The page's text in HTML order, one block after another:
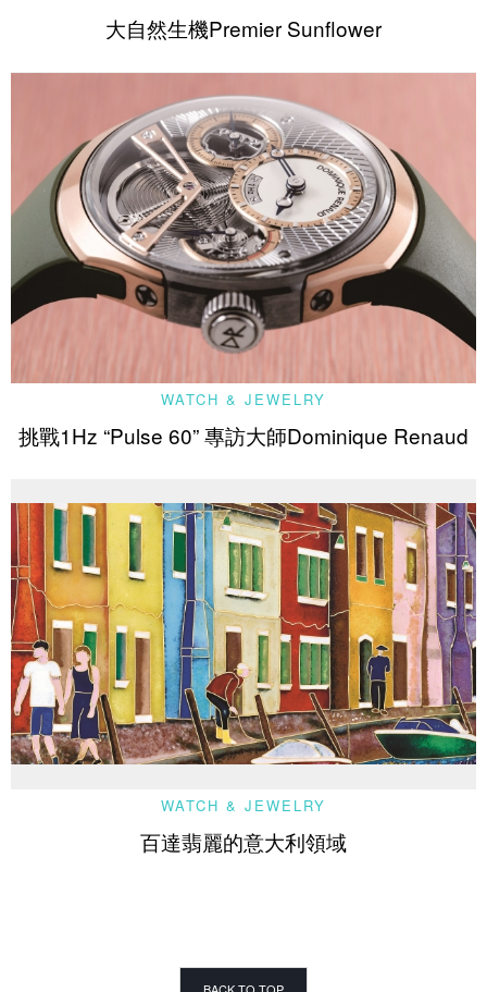
大自然生機Premier Sunflower
WATCH & JEWELRY
挑戰1Hz “Pulse 60” 專訪大師Dominique Renaud
WATCH & JEWELRY
百達翡麗的意大利領域